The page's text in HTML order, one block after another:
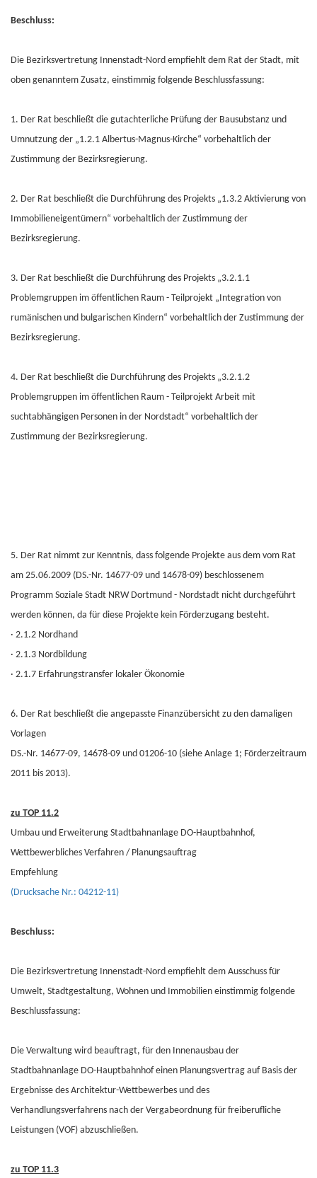
Beschluss:
Die Bezirksvertretung Innenstadt-Nord empfiehlt dem Rat der Stadt, mit
oben genanntem Zusatz, einstimmig folgende Beschlussfassung:
1. Der Rat beschließt die gutachterliche Prüfung der Bausubstanz und
Umnutzung der „1.2.1 Albertus-Magnus-Kirche“ vorbehaltlich der
Zustimmung der Bezirksregierung.
2. Der Rat beschließt die Durchführung des Projekts „1.3.2 Aktivierung von
Immobilieneigentümern“ vorbehaltlich der Zustimmung der
Bezirksregierung.
3. Der Rat beschließt die Durchführung des Projekts „3.2.1.1
Problemgruppen im öffentlichen Raum - Teilprojekt „Integration von
rumänischen und bulgarischen Kindern“ vorbehaltlich der Zustimmung der
Bezirksregierung.
4. Der Rat beschließt die Durchführung des Projekts „3.2.1.2
Problemgruppen im öffentlichen Raum - Teilprojekt Arbeit mit
suchtabhängigen Personen in der Nordstadt“ vorbehaltlich der
Zustimmung der Bezirksregierung.
5. Der Rat nimmt zur Kenntnis, dass folgende Projekte aus dem vom Rat
am 25.06.2009 (DS.-Nr. 14677-09 und 14678-09) beschlossenem
Programm Soziale Stadt NRW Dortmund - Nordstadt nicht durchgeführt
werden können, da für diese Projekte kein Förderzugang besteht.
· 2.1.2 Nordhand
· 2.1.3 Nordbildung
· 2.1.7 Erfahrungstransfer lokaler Ökonomie
6. Der Rat beschließt die angepasste Finanzübersicht zu den damaligen
Vorlagen
DS.-Nr. 14677-09, 14678-09 und 01206-10 (siehe Anlage 1; Förderzeitraum
2011 bis 2013).
zu TOP 11.2
Umbau und Erweiterung Stadtbahnanlage DO-Hauptbahnhof,
Wettbewerbliches Verfahren / Planungsauftrag
Empfehlung
(Drucksache Nr.: 04212-11)
Beschluss:
Die Bezirksvertretung Innenstadt-Nord empfiehlt dem Ausschuss für
Umwelt, Stadtgestaltung, Wohnen und Immobilien einstimmig folgende
Beschlussfassung:
Die Verwaltung wird beauftragt, für den Innenausbau der
Stadtbahnanlage DO-Hauptbahnhof einen Planungsvertrag auf Basis der
Ergebnisse des Architektur-Wettbewerbes und des
Verhandlungsverfahrens nach der Vergabeordnung für freiberufliche
Leistungen (VOF) abzuschließen.
zu TOP 11.3